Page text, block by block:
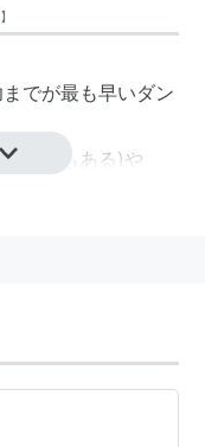
】
でが最も早いダン
名義もある)や